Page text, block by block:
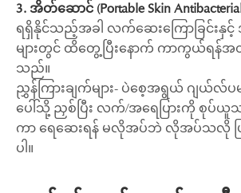
3. အိတ်ဆောင် (Portable Skin Antibacterial
ရရှိနိုင်သည့်အခါ လက်ဆေးကြောခြင်းနှင့်
များတွင် ထိတွေ့ပြီးနောက် ကာကွယ်ရန်
သည်။
ညွှန်ကြားချက်များ- ပဲစေ့အရွယ် ဂျယ်လ်
ပေါ်သို့ ညှစ်ပြီး လက်/အရေပြားကို စု
ကာ ရေဆေးရန် မလိုအပ်ဘဲ လိုအပ်သလို ပ
ပါ။